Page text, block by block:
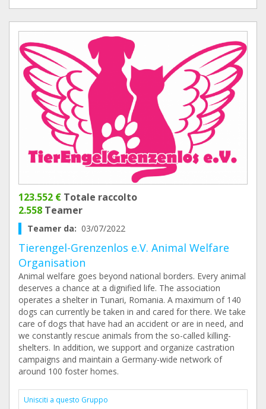
123.552 € Totale raccolto
2.558 Teamer
Teamer da: 03/07/2022
Tierengel-Grenzenlos e.V. Animal Welfare
Organisation
Animal welfare goes beyond national borders. Every animal
deserves a chance at a dignified life. The association
operates a shelter in Tunari, Romania. A maximum of 140
dogs can currently be taken in and cared for there. We take
care of dogs that have had an accident or are in need, and
we constantly rescue animals from the so-called killing-
shelters. In addition, we support and organize castration
campaigns and maintain a Germany-wide network of
around 100 foster homes.
Unisciti a questo Gruppo